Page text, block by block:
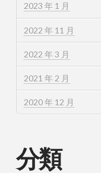
2023 年 1 月
2022 年 11 月
2022 年 3 月
2021 年 2 月
2020 年 12 月
分類